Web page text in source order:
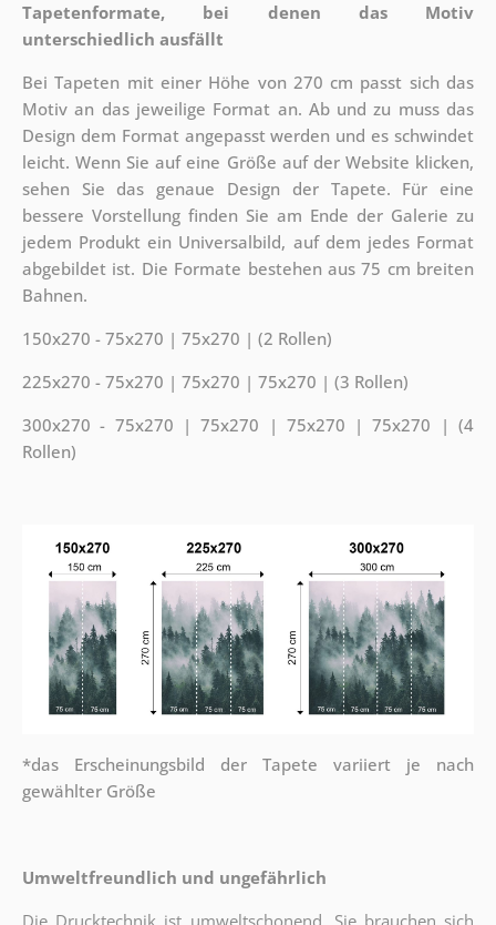
Tapetenformate, bei denen das Motiv
unterschiedlich ausfällt
Bei Tapeten mit einer Höhe von 270 cm passt sich das
Motiv an das jeweilige Format an. Ab und zu muss das
Design dem Format angepasst werden und es schwindet
leicht. Wenn Sie auf eine Größe auf der Website klicken,
sehen Sie das genaue Design der Tapete. Für eine
bessere Vorstellung finden Sie am Ende der Galerie zu
jedem Produkt ein Universalbild, auf dem jedes Format
abgebildet ist. Die Formate bestehen aus 75 cm breiten
Bahnen.
150x270 - 75x270 | 75x270 | (2 Rollen)
225x270 - 75x270 | 75x270 | 75x270 | (3 Rollen)
300x270 - 75x270 | 75x270 | 75x270 | 75x270 | (4
Rollen)
*das Erscheinungsbild der Tapete variiert je nach
gewählter Größe
Umweltfreundlich und ungefährlich
Die Drucktechnik ist umweltschonend. Sie brauchen sich